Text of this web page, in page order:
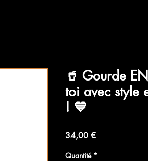
🥤 Gourde
toi avec style
! 💙
34,00 €Prix
Quantité *